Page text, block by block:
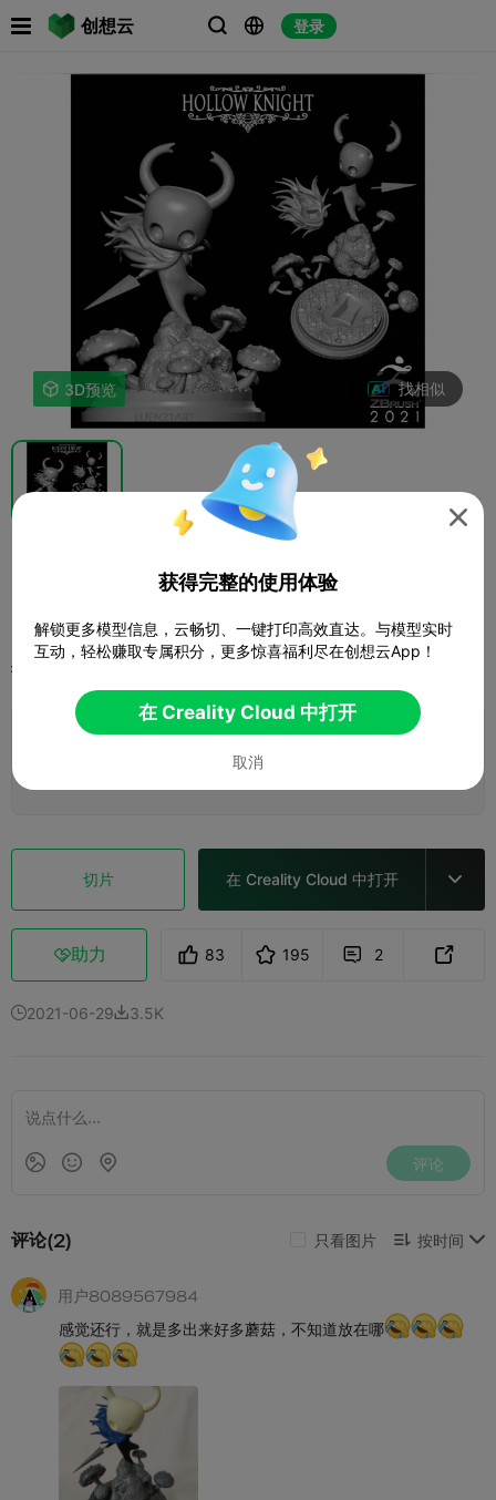
创想云   登录

 3D预览 找相似
打印配置
切片 在 Creality Cloud 中打开 
助力 83 195  2 
2021-06-293.5K

获得完整的使用体验
解锁更多模型信息，云畅切、一键打印高效直达。与模型实时
互动，轻松赚取专属积分，更多惊喜福利尽在创想云App！
在 Creality Cloud 中打开
取消